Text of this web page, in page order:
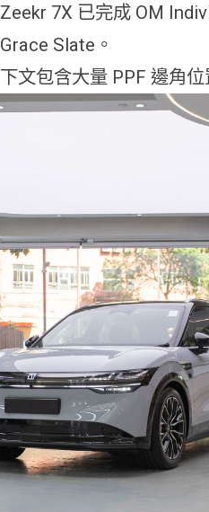
Zeekr 7X 已完成 OM
Grace Slate。
下文包含大量 PPF 邊角